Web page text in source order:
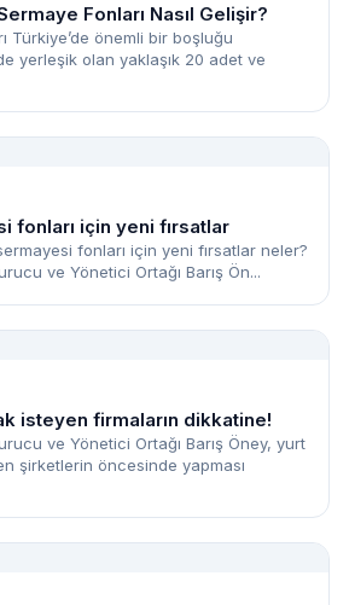
Fonları Nasıl Gelişir?
Türkiye’de önemli bir boşluğu
yerleşik olan yaklaşık 20 adet ve
fonları için yeni fırsatlar
fonları için yeni fırsatlar neler?
ve Yönetici Ortağı Barış Ön...
isteyen firmaların dikkatine!
ve Yönetici Ortağı Barış Öney, yurt
şirketlerin öncesinde yapması